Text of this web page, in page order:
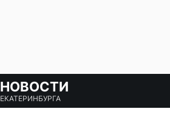
НОВОСТИ
ЕКАТЕРИНБУРГА